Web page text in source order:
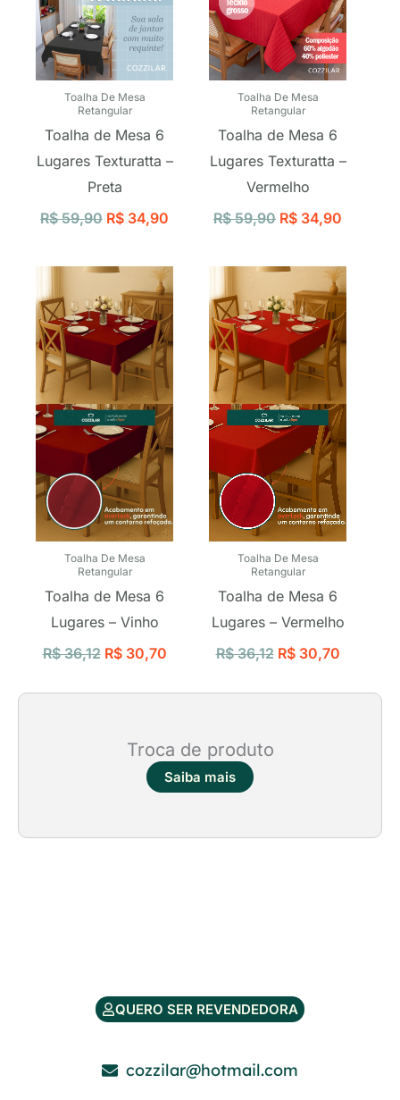
Toalha De Mesa
Retangular
Toalha de Mesa 6
Lugares Texturatta –
Preta
R$59,90 R$ 34,90
Toalha De Mesa
Retangular
Toalha de Mesa 6
Lugares Texturatta –
Vermelho
R$59,90 R$ 34,90
Toalha De Mesa
Retangular
Toalha de Mesa 6
Lugares – Vinho
R$36,12
O
preço
original
era:
R$ 36,12.
R$30,70
O
preço
atual
é:
R$ 30,70.
Toalha De Mesa
Retangular
Toalha de Mesa 6
Lugares – Vermelho
R$36,12
O
preço
original
era:
R$ 36,12.
R$30,70
O
preço
atual
é:
R$
Troca de produto
Saiba mais
QUERO SER REVENDEDORA
cozzilar@hotmail.com